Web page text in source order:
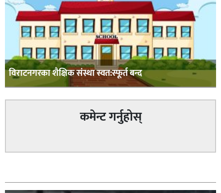
विराटनगरका शैक्षिक संस्था स्वत:स्फूर्त बन्द
कमेन्ट गर्नुहोस्